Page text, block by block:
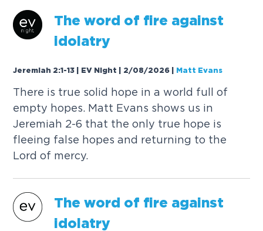
T he word of fre against
id o atry
Jeremiah 2:1-13 | EV Night | 2/08/2026 Matt Evans
T here is true so id hope in a wor ld fu of
empty hopes. Matt Evans s hows us in
Jeremia h 2-6 t hat t he on ly true hope is
f eeing fa se hopes and returning to t he
Lord of mercy.
T he word of fre against
id o atry